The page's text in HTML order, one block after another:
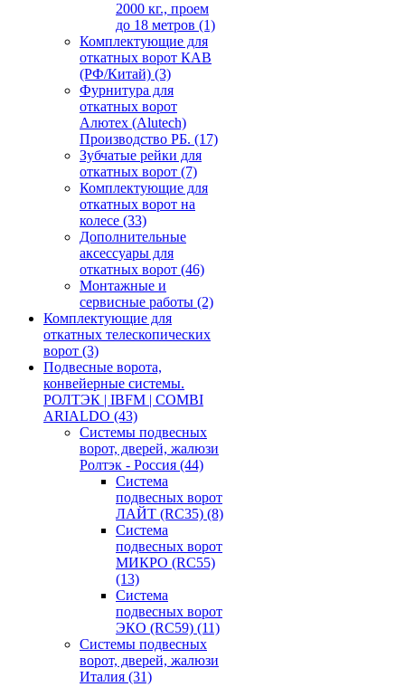
2000 кг., проем
до 18 метров (1)
Комплектующие для
откатных ворот КАВ
(РФ/Китай) (3)
Фурнитура для
откатных ворот
Алютех (Alutech)
Производство РБ. (17)
Зубчатые рейки для
откатных ворот (7)
Комплектующие для
откатных ворот на
колесе (33)
Дополнительные
аксессуары для
откатных ворот (46)
Монтажные и
сервисные работы (2)
Комплектующие для
откатных телескопических
ворот (3)
Подвесные ворота,
конвейерные системы.
РОЛТЭК | IBFM | COMBI
ARIALDO (43)
Системы подвесных
ворот, дверей, жалюзи
Ролтэк - Россия (44)
Система
подвесных ворот
ЛАЙТ (RC35) (8)
Система
подвесных ворот
МИКРО (RC55)
(13)
Система
подвесных ворот
ЭКО (RC59) (11)
Системы подвесных
ворот, дверей, жалюзи
Италия (31)